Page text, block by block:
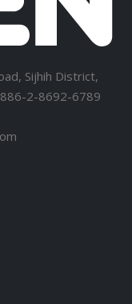
Sijhih District,
2-8692-6789